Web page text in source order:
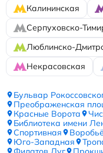
Калининская
Серпуховско-
Люблинско-
Некрасовская
Бульвар
Преображенская
Красные Ворота
Библиотека имени
Спортивная
Юго-Западная